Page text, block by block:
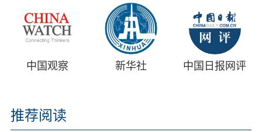
中国观察 新华社 中国日报网评
推荐阅读